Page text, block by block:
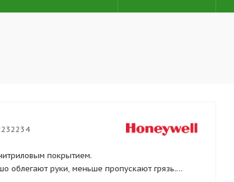
покрытием.
облегают руки, меньше пропускают грязь.